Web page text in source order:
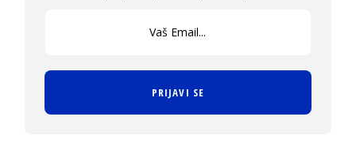
PRIJAVI SE